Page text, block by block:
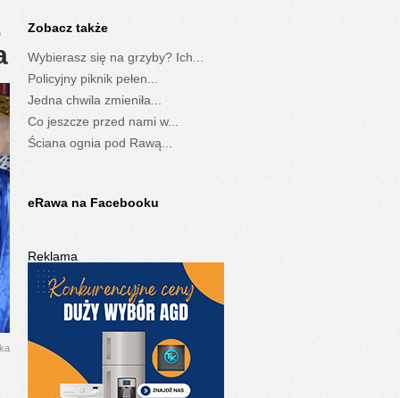
Zobacz także
Wybierasz się na grzyby? Ich...
Policyjny piknik pełen...
Jedna chwila zmieniła...
Co jeszcze przed nami w...
Ściana ognia pod Rawą...
eRawa na Facebooku
Reklama